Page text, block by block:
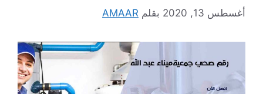
أغسطس 13, 2020 بقلم AMAAR